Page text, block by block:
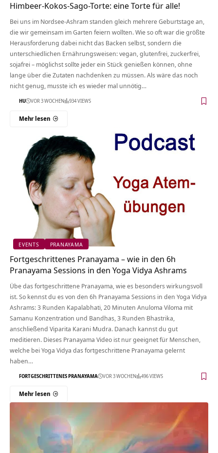
Himbeer-Kokos-Sago-Torte: eine Torte für alle!
Bei uns im Nordsee-Ashram standen gleich mehrere Geburtstage an,
die wir gemeinsam im Garten feiern wollten. Wie so oft war die größte
Herausforderung dabei nicht das Backen selbst, sondern die
unterschiedlichen Ernährungsweisen: vegan, glutenfrei, zuckerfrei,
sojafrei – möglichst sollte jeder ein Stück genießen können, ohne
lange über die Zutaten nachdenken zu müssen. Als wäre das noch
nicht genug, musste ich es wieder mal unnötig…
HU VOR 3 WOCHEN 934 VIEWS
Mehr lesen
EVENTS PRANAYAMA
Fortgeschrittenes Pranayama – wie in den 6h
Pranayama Sessions in den Yoga Vidya Ashrams
Übe das fortgeschrittene Pranayama, wie es besonders wirkungsvoll
ist. So kennst du es von den 6h Pranayama Sessions in den Yoga Vidya
Ashrams: 3 Runden Kapalabhati, 20 Minuten Anuloma Viloma mit
Samanu Konzentration und Bandhas, 3 Runden Bhastrika,
anschließend Viparita Karani Mudra. Danach kannst du gut
meditieren. Dieses Pranayama Video ist nur geeignet für Menschen,
welche bei Yoga Vidya das fortgeschrittene Pranayama gelernt
haben…
FORTGESCHRITTENES PRANAYAMA VOR 3 WOCHEN 496 VIEWS
Mehr lesen